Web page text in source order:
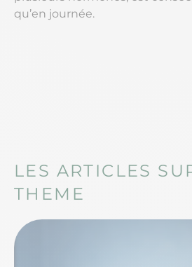
qu’en journée.
LES ARTICLES
THEME